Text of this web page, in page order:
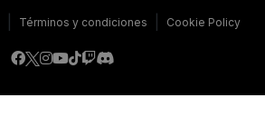
Términos y condiciones Cookie Policy